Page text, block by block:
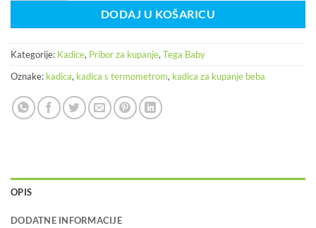
DODAJ U KOŠARICU
Kategorije: Kadice, Pribor za kupanje,Tega Baby
Oznake: kadica, kadica s termometrom, kadica za kupanje beba
OPIS
DODATNE INFORMACIJE